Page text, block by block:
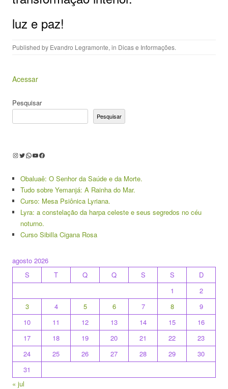
luz e paz!
Published by Evandro Legramonte, in Dicas e Informações.
Acessar
Pesquisar
Pesquisar
Instagram
Twitter
WhatsApp
Youtube
Facebook
Obaluaê: O Senhor da Saúde e da Morte.
Tudo sobre Yemanjá: A Rainha do Mar.
Curso: Mesa Psiônica Lyriana.
Lyra: a constelação da harpa celeste e seus segredos no céu
noturno.
Curso Sibilla Cigana Rosa
agosto 2026
S
T Q Q S S
D
1
2
3
4 5 6 7 8
9
10
11 12 13 14 15
16
17
18 19 20 21 22
23
24
25 26 27 28 29
30
31
« jul